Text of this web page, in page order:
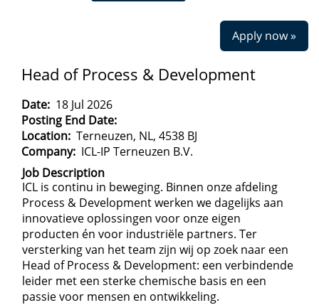
Apply now »
Head of Process & Development
Date: 18 Jul 2026
Posting End Date:
Location: Terneuzen, NL, 4538 BJ
Company: ICL-IP Terneuzen B.V.
Job Description
ICL is continu in beweging. Binnen onze afdeling
Process & Development werken we dagelijks aan
innovatieve oplossingen voor onze eigen
producten én voor industriële partners. Ter
versterking van het team zijn wij op zoek naar een
Head of Process & Development: een verbindende
leider met een sterke chemische basis en een
passie voor mensen en ontwikkeling.